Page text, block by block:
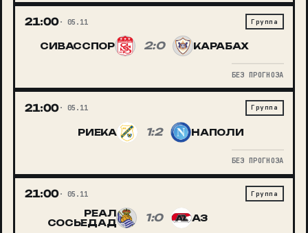
21:00 05.11 Группа
СИВАССПОР 2:0 КАРАБАХ
БЕЗ ПРОГНОЗА
21:00 05.11 Группа
РИЕКА 1:2 НАПОЛИ
БЕЗ ПРОГНОЗА
21:00 05.11 Группа
РЕАЛ
СОСЬЕДАД
1:0 АЗ